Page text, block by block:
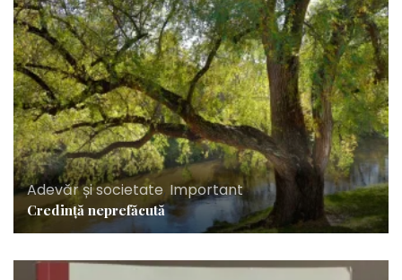
Adevăr și societate, Important
Credință neprefăcută